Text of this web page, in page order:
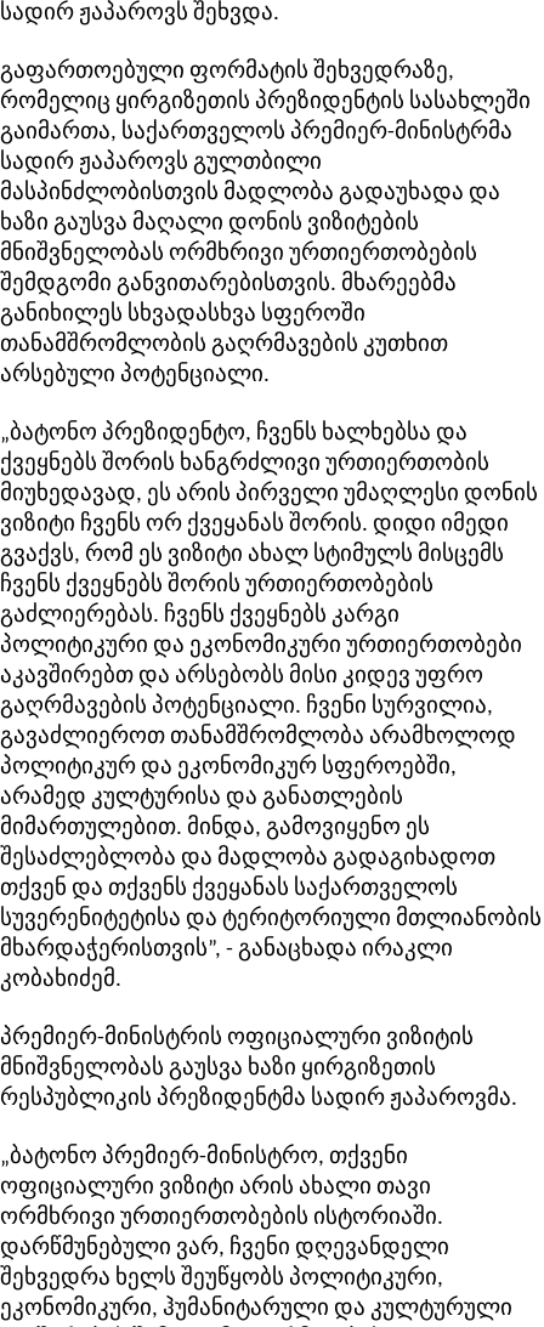
სადირ ჟაპაროვს შეხვდა.
გაფართოებული ფორმატის შეხვედრაზე,
რომელიც ყირგიზეთის პრეზიდენტის სასახლეში
გაიმართა, საქართველოს პრემიერ-მინისტრმა
სადირ ჟაპაროვს გულთბილი
მასპინძლობისთვის მადლობა გადაუხადა და
ხაზი გაუსვა მაღალი დონის ვიზიტების
მნიშვნელობას ორმხრივი ურთიერთობების
შემდგომი განვითარებისთვის. მხარეებმა
განიხილეს სხვადასხვა სფეროში
თანამშრომლობის გაღრმავების კუთხით
არსებული პოტენციალი.
„ბატონო პრეზიდენტო, ჩვენს ხალხებსა და
ქვეყნებს შორის ხანგრძლივი ურთიერთობის
მიუხედავად, ეს არის პირველი უმაღლესი დონის
ვიზიტი ჩვენს ორ ქვეყანას შორის. დიდი იმედი
გვაქვს, რომ ეს ვიზიტი ახალ სტიმულს მისცემს
ჩვენს ქვეყნებს შორის ურთიერთობების
გაძლიერებას. ჩვენს ქვეყნებს კარგი
პოლიტიკური და ეკონომიკური ურთიერთობები
აკავშირებთ და არსებობს მისი კიდევ უფრო
გაღრმავების პოტენციალი. ჩვენი სურვილია,
გავაძლიეროთ თანამშრომლობა არამხოლოდ
პოლიტიკურ და ეკონომიკურ სფეროებში,
არამედ კულტურისა და განათლების
მიმართულებით. მინდა, გამოვიყენო ეს
შესაძლებლობა და მადლობა გადაგიხადოთ
თქვენ და თქვენს ქვეყანას საქართველოს
სუვერენიტეტისა და ტერიტორიული მთლიანობის
მხარდაჭერისთვის”, - განაცხადა ირაკლი
კობახიძემ.
პრემიერ-მინისტრის ოფიციალური ვიზიტის
მნიშვნელობას გაუსვა ხაზი ყირგიზეთის
რესპუბლიკის პრეზიდენტმა სადირ ჟაპაროვმა.
„ბატონო პრემიერ-მინისტრო, თქვენი
ოფიციალური ვიზიტი არის ახალი თავი
ორმხრივი ურთიერთობების ისტორიაში.
დარწმუნებული ვარ, ჩვენი დღევანდელი
შეხვედრა ხელს შეუწყობს პოლიტიკური,
ეკონომიკური, ჰუმანიტარული და კულტურული